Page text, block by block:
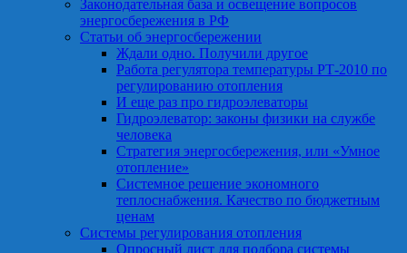
Законодательная база и освещение вопросов
энергосбережения в РФ
Статьи об энергосбережении
Ждали одно. Получили другое
Работа регулятора температуры РТ-2010 по
регулированию отопления
И еще раз про гидроэлеваторы
Гидроэлеватор: законы физики на службе
человека
Стратегия энергосбережения, или «Умное
отопление»
Системное решение экономного
теплоснабжения. Качество по бюджетным
ценам
Системы регулирования отопления
Опросный лист для подбора системы